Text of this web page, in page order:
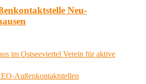
Neu-
im Ostseeviertel Verein für aktive
Außenkontaktstellen